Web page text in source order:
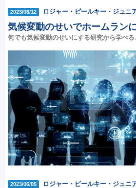
2023/06/12 ロジャー・ピールキー・ジュニ
気候変動のせいでホームラン
何でも気候変動のせいにする研究から学べ
2023/06/05 ロジャー・ピールキー・ジュニ